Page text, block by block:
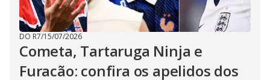
DO R7/15/07/2026
Cometa, Tartaruga Ninja e
Furacão: confira os apelidos dos